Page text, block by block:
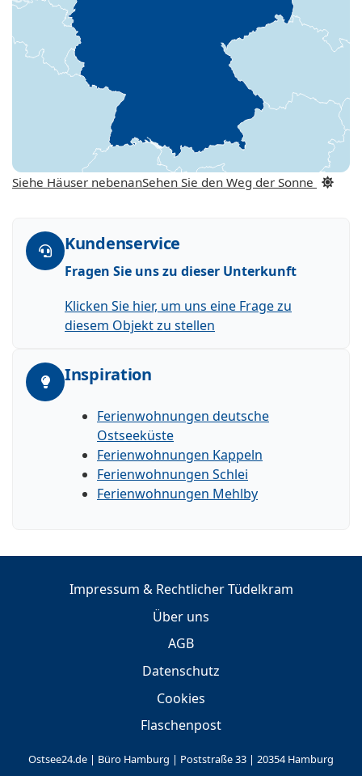
Siehe Häuser nebenanSehen Sie den Weg der Sonne
Kundenservice
Fragen Sie uns zu dieser Unterkunft
Klicken Sie hier, um uns eine Frage zu
diesem Objekt zu stellen
Inspiration
Ferienwohnungen deutsche
Ostseeküste
Ferienwohnungen Kappeln
Ferienwohnungen Schlei
Ferienwohnungen Mehlby
Impressum & Rechtlicher Tüdelkram
Über uns
AGB
Datenschutz
Cookies
Flaschenpost
Ostsee24.de | Büro Hamburg | Poststraße 33 | 20354 Hamburg